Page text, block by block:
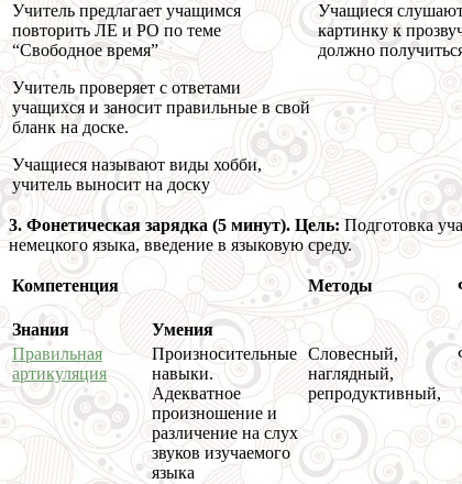
Учитель предлагает учащимся
повторить ЛЕ и РО по теме
“Свободное время”
Учитель проверяет с ответами
учащихся и заносит правильные в свой
бланк на доске.
Учащиеся называют виды хобби,
учитель выносит на доску
Учащиеся слушают
картинку к
должно
3. Фонетическая зарядка (5 минут). Цель: Подготовка
немецкого языка, введение в языковую среду.
Компетенция Методы
Знания
Умения
Правильная
артикуляция
Произносительные
навыки.
Адекватное
произношение и
различение на слух
звуков изучаемого
языка
Словесный,
наглядный,
репродуктивный,